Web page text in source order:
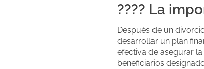
???? La
Después de un
desarrollar un plan
efectiva de asegurar
beneficiarios